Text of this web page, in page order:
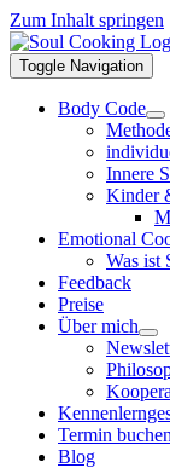
Zum Inhalt springen
Toggle Navigation
Body Code
Innere
Kinder
Emotional
Was ist
Feedback
Preise
Über mich
Termin buchen
Blog